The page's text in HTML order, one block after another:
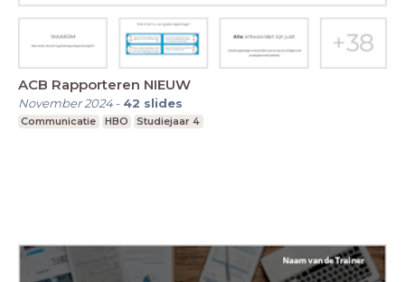
ACB Rapporteren NIEUW
November 2024- 42 slides
Communicatie HBO Studiejaar 4